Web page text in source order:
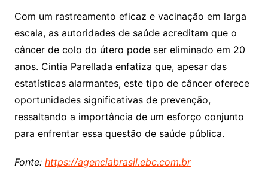
Com um rastreamento eficaz e vacinação em larga
escala, as autoridades de saúde acreditam que o
câncer de colo do útero pode ser eliminado em 20
anos. Cintia Parellada enfatiza que, apesar das
estatísticas alarmantes, este tipo de câncer oferece
oportunidades significativas de prevenção,
ressaltando a importância de um esforço conjunto
para enfrentar essa questão de saúde pública.
Fonte: https://agenciabrasil.ebc.com.br